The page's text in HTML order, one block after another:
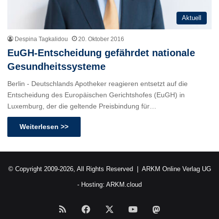
Aktuell
Despina Tagkalidou 20. Oktober 2016
EuGH-Entscheidung gefährdet nationale
Gesundheitssysteme
Berlin - Deutschlands Apotheker reagieren entsetzt auf die
Entscheidung des Europäischen Gerichtshofes (EuGH) in
Luxemburg, der die geltende Preisbindung für…
Weiterlesen >>
© Copyright 2009-2026, All Rights Reserved | ARKM Online Verlag UG
- Hosting: ARKM.cloud
RSS Facebook YouTube